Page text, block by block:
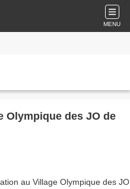
MENU
Olympique des JO de